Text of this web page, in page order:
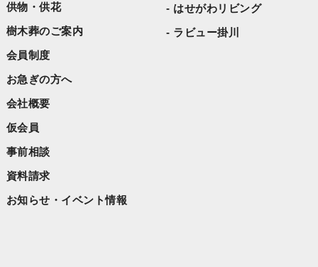
2021年10月
はせがわリビング
ラビュー掛川
供物・供花
樹木葬のご案内
会員制度
お急ぎの方へ
会社概要
仮会員
事前相談
資料請求
お知らせ・イベント情報